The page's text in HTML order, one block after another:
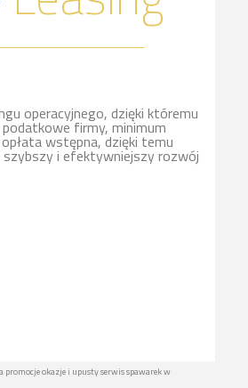
operacyjnego, dzięki któremu
firmy, minimum
wstępna, dzięki temu
szybszy i efektywniejszy rozwój
okazje i upusty serwis spawarek w